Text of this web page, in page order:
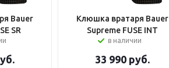
Bauer
SR
Клюшка вратаря Bauer
Supreme FUSE INT
в наличии
33 990 руб.